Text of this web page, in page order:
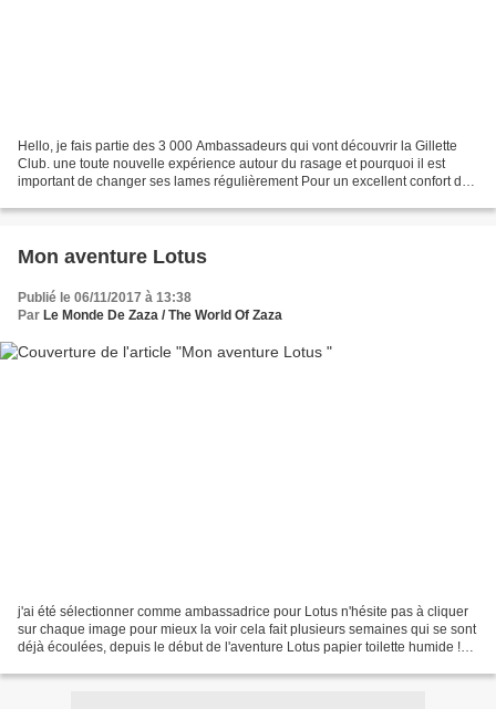
Hello, je fais partie des 3 000 Ambassadeurs qui vont découvrir la Gillette
Club. une toute nouvelle expérience autour du rasage et pourquoi il est
important de changer ses lames régulièrement Pour un excellent confort de
Mon aventure Lotus
Publié le 06/11/2017 à 13:38
Par Le Monde De Zaza / The World Of Zaza
j'ai été sélectionner comme ambassadrice pour Lotus n'hésite pas à cliquer
sur chaque image pour mieux la voir cela fait plusieurs semaines qui se sont
déjà écoulées, depuis le début de l'aventure Lotus papier toilette humide !